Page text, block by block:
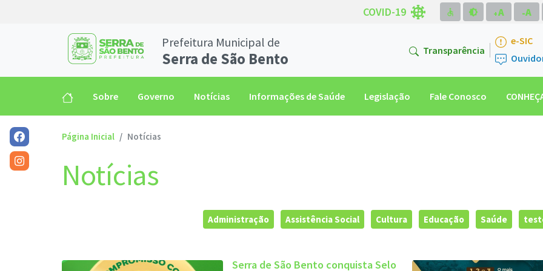
COVID-19 accessible brightness_medium A
+ A
-
Prefeitura Municipal de
Serra de São Bento Transparência
e-SIC
Sobre Governo Notícias Informações de Saúde Legislação Fale Conosco
Página Inicial Notícias
Notícias
Administração Assistência Social Cultura Educação Saúde
Serra de São Bento conquista Selo